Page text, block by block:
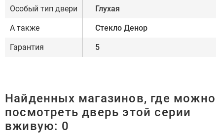
Особый тип двери Глухая
А также Стекло Денор
Гарантия 5
Найденных магазинов, где можно
посмотреть дверь этой серии
вживую: 0